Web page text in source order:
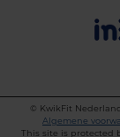
©
KwikFit
Algemene
This site is protected